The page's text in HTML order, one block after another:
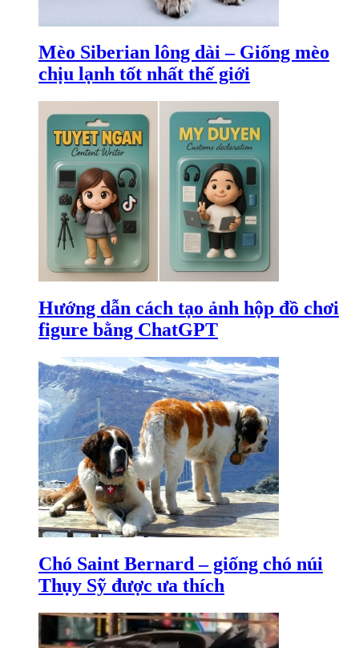
Mèo Siberian lông dài – Giống mèo
chịu lạnh tốt nhất thế giới
Hướng dẫn cách tạo ảnh hộp đồ chơi
figure bằng ChatGPT
Chó Saint Bernard – giống chó núi
Thụy Sỹ được ưa thích